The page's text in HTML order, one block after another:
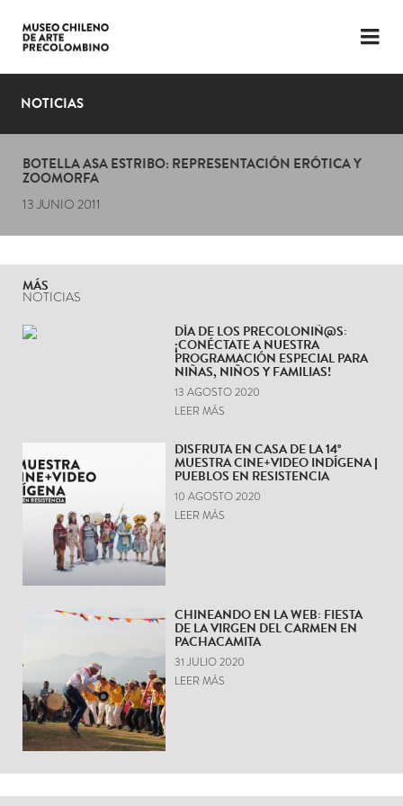
LENGUAJE
PLANIFICA TU VISITA
EXPOSICIONES
COLECCIÓN
NOTICIAS
ÚLTIMOS VIDEOS
NOTICIAS
BOTELLA ASA ESTRIBO: REPRESENTACIÓN ERÓTICA Y
ZOOMORFA
13 JUNIO 2011
MÁS
NOTICIAS
DÍA DE LOS PRECOLONIÑ@S:
¡CONÉCTATE A NUESTRA
PROGRAMACIÓN ESPECIAL PARA
NIÑAS, NIÑOS Y FAMILIAS!
13 AGOSTO 2020
LEER MÁS
DISFRUTA EN CASA DE LA 14°
MUESTRA CINE+VIDEO INDÍGENA |
PUEBLOS EN RESISTENCIA
10 AGOSTO 2020
LEER MÁS
CHINEANDO EN LA WEB: FIESTA
DE LA VIRGEN DEL CARMEN EN
PACHACAMITA
31 JULIO 2020
LEER MÁS